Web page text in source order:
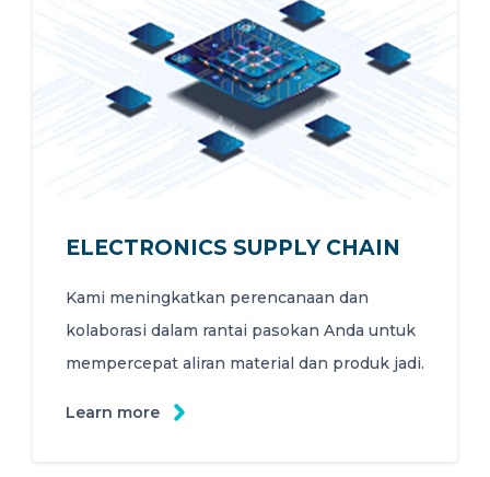
HUBUNGI KAMI
Request for Quote
ID
ELECTRONICS SUPPLY CHAIN
Kami meningkatkan perencanaan dan
kolaborasi dalam rantai pasokan Anda untuk
mempercepat aliran material dan produk jadi.
Learn more